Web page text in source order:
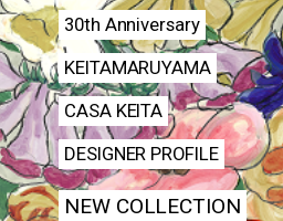
30th Anniversary
KEITAMARUYAMA
CASA KEITA
DESIGNER PROFILE
NEW COLLECTION